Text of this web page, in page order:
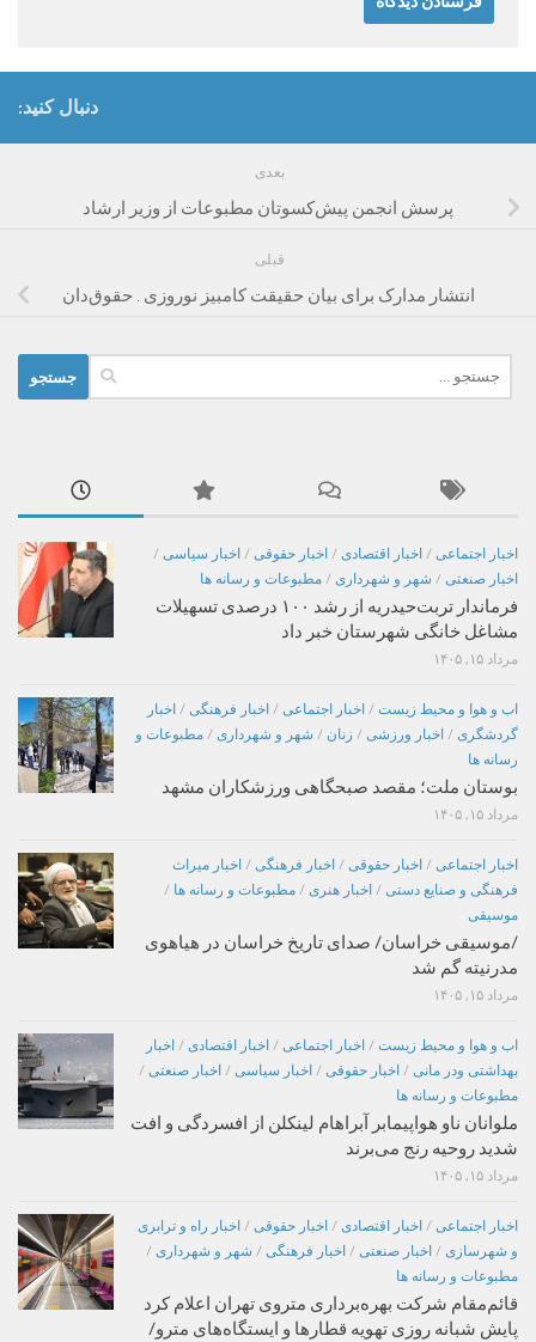
دنبال کنید:
بعدی
پرسش انجمن پیش‌کسوتان مطبوعات از وزیر ارشاد
قبلی
انتشار مدارک برای بیان حقیقت کامبیز نوروزی . حقوق‌دان
برای:
اخبار اجتماعی / اخبار اقتصادی / اخبار حقوقی / اخبار سیاسی /
اخبار صنعتی / شهر و شهرداری / مطبوعات و رسانه ها
فرماندار تربت‌حیدریه از رشد ۱۰۰ درصدی تسهیلات
مشاغل خانگی شهرستان خبر داد
مرداد ۱۵, ۱۴۰۵
اب و هوا و محیط زیست / اخبار اجتماعی / اخبار فرهنگی / اخبار
گردشگری / اخبار ورزشی / زنان / شهر و شهرداری / مطبوعات و
رسانه ها
بوستان ملت؛ مقصد صبحگاهی ورزشکاران مشهد
مرداد ۱۵, ۱۴۰۵
اخبار اجتماعی / اخبار حقوقی / اخبار فرهنگی / اخبار میراث
فرهنگی و صنایع دستی / اخبار هنری / مطبوعات و رسانه ها /
موسیقی
/موسیقی خراسان/ صدای تاریخ خراسان در هیاهوی
مدرنیته گم شد
مرداد ۱۵, ۱۴۰۵
اب و هوا و محیط زیست / اخبار اجتماعی / اخبار اقتصادی / اخبار
بهداشتی ودر مانی / اخبار حقوقی / اخبار سیاسی / اخبار صنعتی /
مطبوعات و رسانه ها
ملوانان ناو هواپیمابر آبراهام لینکلن از افسردگی و افت
شدید روحیه رنج می‌برند
مرداد ۱۵, ۱۴۰۵
اخبار اجتماعی / اخبار اقتصادی / اخبار حقوقی / اخبار راه و ترابری
و شهرسازی / اخبار صنعتی / اخبار فرهنگی / شهر و شهرداری /
مطبوعات و رسانه ها
قائم‌مقام شرکت بهره‌برداری متروی تهران اعلام کرد
پایش شبانه روزی تهویه قطارها و ایستگاه‌های مترو/